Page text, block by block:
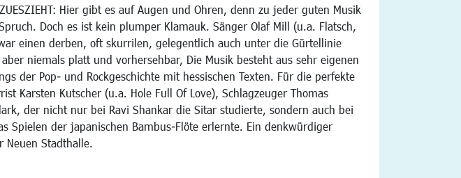
Hier gibt es auf Augen und Ohren, denn zu jeder guten Musik
Doch es ist kein plumper Klamauk. Sänger Olaf Mill (u.a. Flatsch,
einen derben, oft skurrilen, gelegentlich auch unter die Gürtellinie
niemals platt und vorhersehbar, Die Musik besteht aus sehr eigenen
der Pop- und Rockgeschichte mit hessischen Texten. Für die perfekte
Karsten Kutscher (u.a. Hole Full Of Love), Schlagzeuger Thomas
der nicht nur bei Ravi Shankar die Sitar studierte, sondern auch bei
Spielen der japanischen Bambus-Flöte erlernte. Ein denkwürdiger
Neuen Stadthalle.